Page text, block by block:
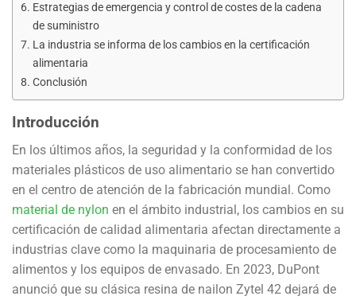
Estrategias de emergencia y control de costes de la cadena
de suministro
La industria se informa de los cambios en la certificación
alimentaria
Conclusión
Introducción
En los últimos años, la seguridad y la conformidad de los
materiales plásticos de uso alimentario se han convertido
en el centro de atención de la fabricación mundial. Como
material de nylon en el ámbito industrial, los cambios en su
certificación de calidad alimentaria afectan directamente a
industrias clave como la maquinaria de procesamiento de
alimentos y los equipos de envasado. En 2023, DuPont
anunció que su clásica resina de nailon Zytel 42 dejará de